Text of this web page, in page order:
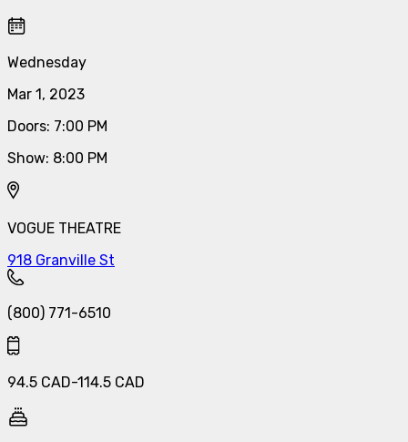
Wednesday
Mar 1, 2023
Doors: 7:00 PM
Show: 8:00 PM
VOGUE THEATRE
918 Granville St
(800) 771-6510
94.5 CAD-114.5 CAD